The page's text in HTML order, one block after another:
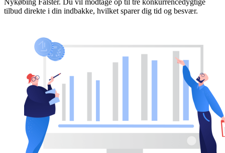
tilbud direkte i din indbakke, hvilket sparer dig tid og besvær.